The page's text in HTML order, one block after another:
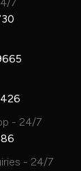
- 24/7
- 24/7